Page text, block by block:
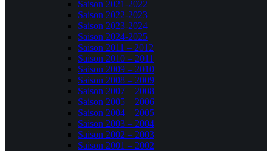
Saison 2021-2022
Saison 2022-2023
Saison 2023-2024
Saison 2024-2025
Saison 2011 – 2012
Saison 2010 – 2011
Saison 2009 – 2010
Saison 2008 – 2009
Saison 2007 – 2008
Saison 2005 – 2006
Saison 2004 – 2005
Saison 2003 – 2004
Saison 2002 – 2003
Saison 2001 – 2002